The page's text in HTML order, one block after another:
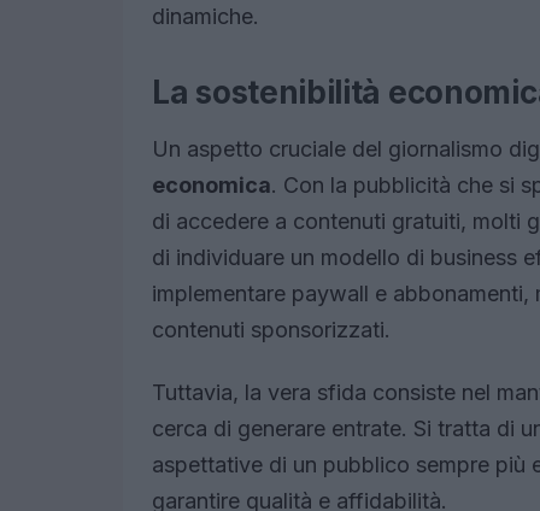
dinamiche.
La sostenibilità
Un aspetto cruciale del giornalismo
economica. Con la pubblicità che si
di accedere a contenuti gratuiti, molti
di individuare un modello di business
implementare paywall e
contenuti sponsorizzati.
Tuttavia, la vera sfida consiste nel
cerca di generare entrate. Si tratta di
aspettative di un pubblico sempre più
garantire qualità e affidabilità.